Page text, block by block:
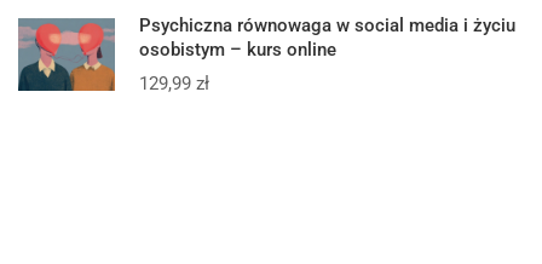
Psychiczna równowaga w social media i życiu
osobistym – kurs online
129,99 zł